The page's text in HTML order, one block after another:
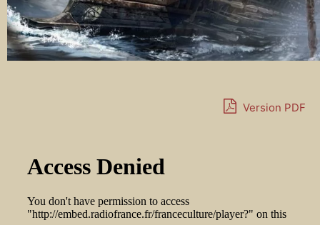
Version PDF